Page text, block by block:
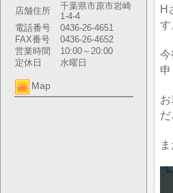
店舗住所
千葉県市原市岩崎
1-4-4
電話番号
0436-26-4651
FAX番号
0436-26-4652
営業時間
10:00～20:00
定休日
水曜日
Map
H
す
今
申
だ